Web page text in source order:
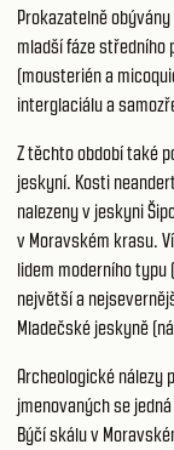
Prokazatelně
mladší fáze středního
(mousterién a
interglaciálu a
Z těchto období také
jeskyní. Kosti
nalezeny v jeskyni
v Moravském krasu.
lidem moderního typu
největší a
Mladečské jeskyně
Archeologické nálezy
jmenovaných se
Býčí skálu v